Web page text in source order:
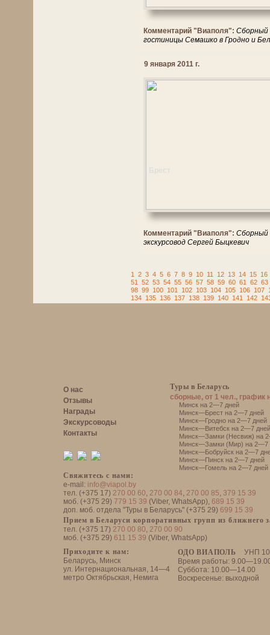
Комментарий "Виаполя": Сборный
гостиницы Семашко в Гродно и
9 января 2011 г.
Комментарий "Виаполя": Сборный
экскурсовод Сергей Быцкевич
1 2 3 4 5 6 7 8 9 10 11 12 13 14 15 16
51
52 53 54 55 56 57 58 59 60 61 62 63
98 99 100 101 102 103 104 105 106 107
134 135 136 137 138 139 140 141 142
О нас
Отзывы
Награды
Экскурсоводы
Контакты
Свяжитесь с нами:
e-mail: info@viapol.by
тел. (+375 17) 270 00 60, 270 00 84, 270 00 85, 379 15 39
моб. (+375 29) 779 15 39 (Viber, WhatsApp), 689 15 39
доп. моб. отдела "Туры в Беларусь" (+375 29) 699 15 39
Прием в Беларуси корпоративных групп из ближнего
тел. (+375 17) 270 00 80, 270 00 90
моб. (+375 29) 611 15 39 (Viber, WhatsApp)
ОДО ВИАПОЛЬ
УНП
Время работы:
Суббота: 10.00—14.00
Воскресенье: выходной
Приходите к нам:
Беларусь, Минск
ул. Интернациональная, 14—4
метро Октябрьская, Немига
Туры в Беларусь
сборные, от 1 чел., график
Минск на 2—7 дней
Минск—Брест на 2—7 дней
Минск—Гродно на 2—7 дней
Минск—Витебск на 2—7 дней
Минск—Замки (Несвиж) на
Минск—Замки (Мир) на 2—7
Минск—Бобруйск на 2—7
Минск—Пинск на 2—7 дней
Минск—Гомель на 2—7 дней